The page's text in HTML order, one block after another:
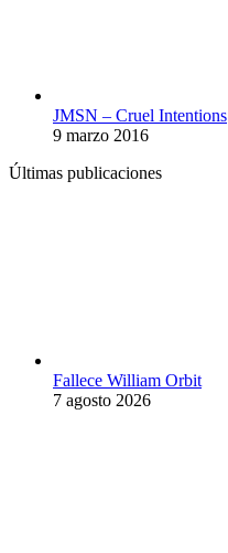
JMSN – Cruel Intentions
9 marzo 2016
Últimas publicaciones
Fallece William Orbit
7 agosto 2026